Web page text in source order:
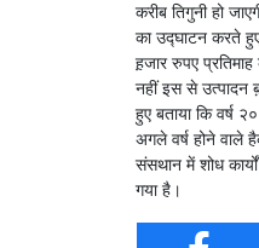
करीब तिगुनी हो
का उद्घाटन करते हुए
ह़जार रुपए
नहीं इस से उत्पादन
हुए बताया कि वर्ष
अगले वर्ष होने वाले
संसथान में शोध
गया है।